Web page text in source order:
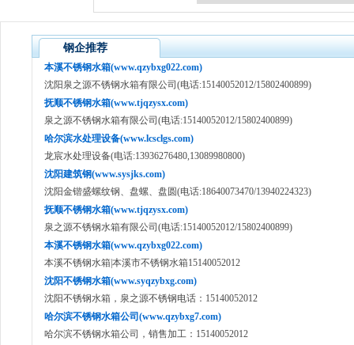
钢企推荐
本溪不锈钢水箱(www.qzybxg022.com)
沈阳泉之源不锈钢水箱有限公司(电话:15140052012/15802400899)
抚顺不锈钢水箱(www.tjqzysx.com)
泉之源不锈钢水箱有限公司(电话:15140052012/15802400899)
哈尔滨水处理设备(www.lcsclgs.com)
龙宸水处理设备(电话:13936276480,13089980800)
沈阳建筑钢(www.sysjks.com)
沈阳金锴盛螺纹钢、盘螺、盘圆(电话:18640073470/13940224323)
抚顺不锈钢水箱(www.tjqzysx.com)
泉之源不锈钢水箱有限公司(电话:15140052012/15802400899)
本溪不锈钢水箱(www.qzybxg022.com)
本溪不锈钢水箱|本溪市不锈钢水箱15140052012
沈阳不锈钢水箱(www.syqzybxg.com)
沈阳不锈钢水箱，泉之源不锈钢电话：15140052012
哈尔滨不锈钢水箱公司(www.qzybxg7.com)
哈尔滨不锈钢水箱公司，销售加工：15140052012